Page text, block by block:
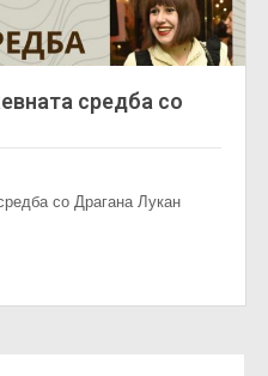
средба со
со Драгана Лукан